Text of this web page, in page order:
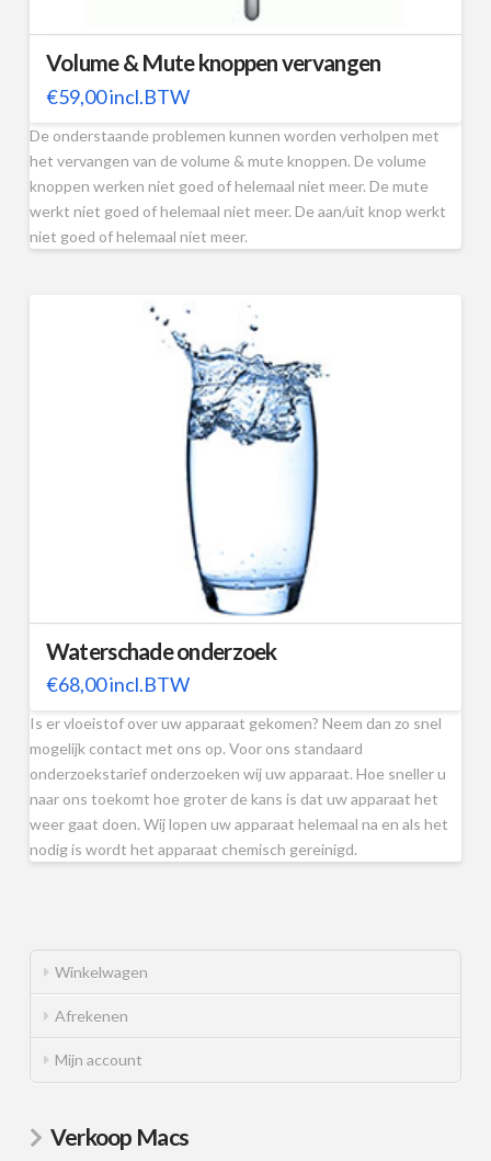
Volume & Mute knoppen vervangen
€59,00incl.BTW
De onderstaande problemen kunnen worden verholpen met
het vervangen van de volume & mute knoppen. De volume
knoppen werken niet goed of helemaal niet meer. De mute
werkt niet goed of helemaal niet meer. De aan/uit knop werkt
niet goed of helemaal niet meer.
Waterschade onderzoek
€68,00incl.BTW
Is er vloeistof over uw apparaat gekomen? Neem dan zo snel
mogelijk contact met ons op. Voor ons standaard
onderzoekstarief onderzoeken wij uw apparaat. Hoe sneller u
naar ons toekomt hoe groter de kans is dat uw apparaat het
weer gaat doen. Wij lopen uw apparaat helemaal na en als het
nodig is wordt het apparaat chemisch gereinigd.
Winkelwagen
Afrekenen
Mijn account
Verkoop Macs